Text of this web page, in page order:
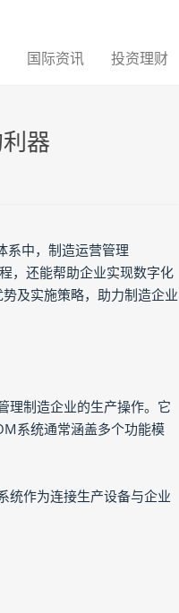
国际资讯 投资理财
器
系中，制造运营管理
，还能帮助企业实现数字化
及实施策略，助力制造企业
制造企业的生产操作。它
系统通常涵盖多个功能模
统作为连接生产设备与企业